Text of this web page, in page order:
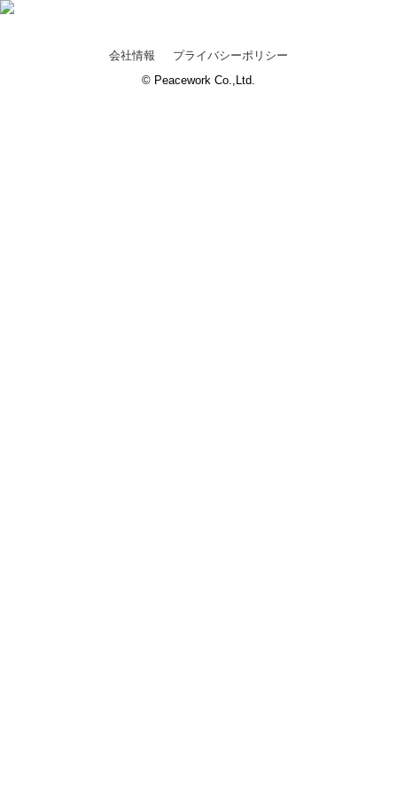
会社情報
プライバシーポリシー
© Peacework Co.,Ltd.